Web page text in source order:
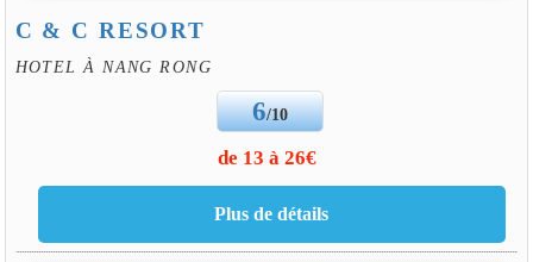
C & C RESORT
HOTEL À NANG RONG
6/10
de 13 à 26€